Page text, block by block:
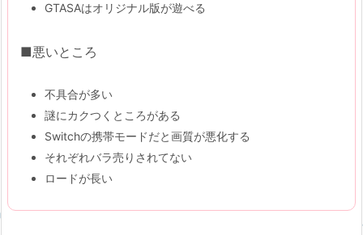
GTASAはオリジナル版が遊べる
■悪いところ
不具合が多い
謎にカクつくところがある
Switchの携帯モードだと画質が悪化する
それぞれバラ売りされてない
ロードが長い